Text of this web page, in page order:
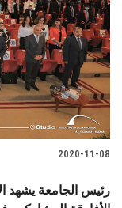
2020-11-08
رئيس الجامعة يشهد